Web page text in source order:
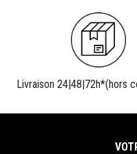
Livraison 24|48|72h*(hors